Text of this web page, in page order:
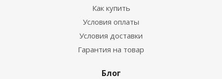
Как купить
Условия оплаты
Условия доставки
Гарантия на товар
Блог